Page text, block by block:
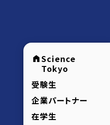
Science
Tokyo
受験生
企業パートナー
在学生